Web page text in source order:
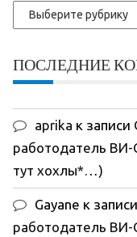
Рубрики
ПОСЛЕДНИЕ
aprika к записи
работодатель
тут хохлы*…)
Gayane к записи
работодатель